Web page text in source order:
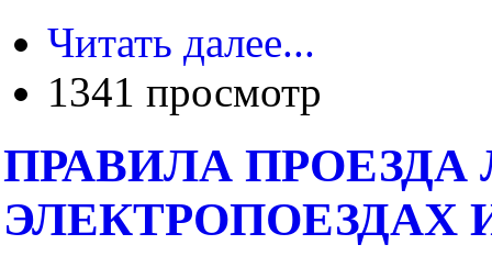
Читать далее...
1341 просмотр
ПРАВИЛА ПРОЕЗДА
ЭЛЕКТРОПОЕЗДАХ